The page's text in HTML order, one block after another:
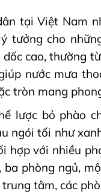
tại Việt Nam
tưởng cho
cao, thường
nước mưa
tròn mang
lược bỏ phào
ngói tối như
hợp với nhiều
phòng ngủ,
tâm, các